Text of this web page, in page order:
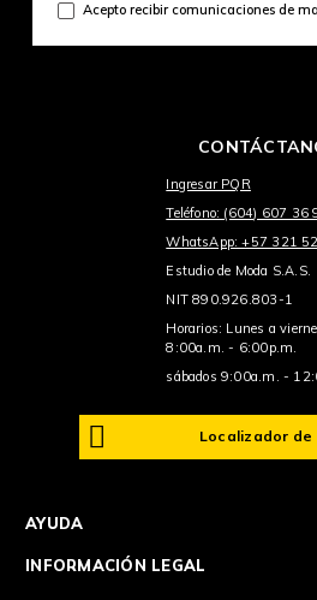
Acepto recibir comunicaciones de
Ingresar PQR
Teléfono: (604) 607 36
WhatsApp: +57 321
Estudio de Moda S.A.S.
NIT 890.926.803-1
Horarios: Lunes a
8:00a.m. - 6:00p.m.
sábados 9:00a.m. -
Localizador de
AYUDA
INFORMACIÓN LEGAL